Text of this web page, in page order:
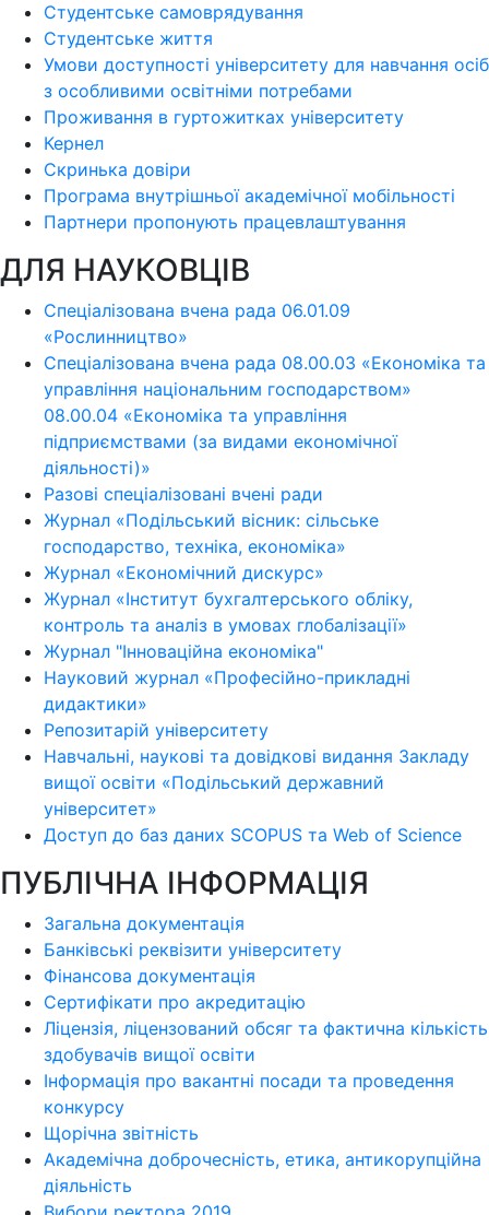
Студентське самоврядування
Студентське життя
Умови доступності університету для навчання осіб
з особливими освітніми потребами
Проживання в гуртожитках університету
Кернел
Скринька довіри
Програма внутрішньої академічної мобільності
Партнери пропонують працевлаштування
ДЛЯ НАУКОВЦІВ
Спеціалізована вчена рада 06.01.09
«Рослинництво»
Спеціалізована вчена рада 08.00.03 «Економіка та
управління національним господарством»
08.00.04 «Економіка та управління
підприємствами (за видами економічної
діяльності)»
Разові спеціалізовані вчені ради
Журнал «Подільський вісник: сільське
господарство, техніка, економіка»
Журнал «Економічний дискурс»
Журнал «Інститут бухгалтерського обліку,
контроль та аналіз в умовах глобалізації»
Журнал "Інноваційна економіка"
Науковий журнал «Професійно-прикладні
дидактики»
Репозитарій університету
Навчальні, наукові та довідкові видання Закладу
вищої освіти «Подільський державний
університет»
Доступ до баз даних SCOPUS та Web of Science
ПУБЛІЧНА ІНФОРМАЦІЯ
Загальна документація
Банківські реквізити університету
Фінансова документація
Сертифікати про акредитацію
Ліцензія, ліцензований обсяг та фактична кількість
здобувачів вищої освіти
Інформація про вакантні посади та проведення
конкурсу
Щорічна звітність
Академічна доброчесність, етика, антикорупційна
діяльність